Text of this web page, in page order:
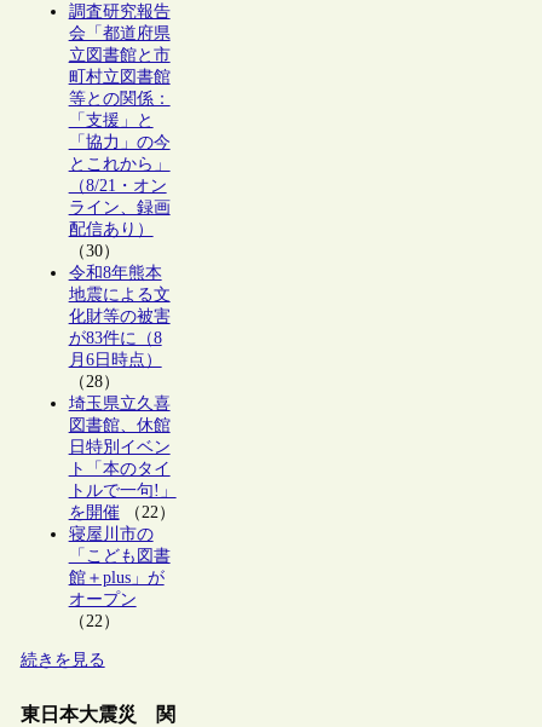
調査研究報告
会「都道府県
立図書館と市
町村立図書館
等との関係：
「支援」と
「協力」の今
とこれから」
（8/21・オン
ライン、録画
配信あり）
（30）
令和8年熊本
地震による文
化財等の被害
が83件に（8
月6日時点）
（28）
埼玉県立久喜
図書館、休館
日特別イベン
ト「本のタイ
トルで一句!」
を開催（22）
寝屋川市の
「こども図書
館＋plus」が
オープン
（22）
続きを見る
東日本大震災 関